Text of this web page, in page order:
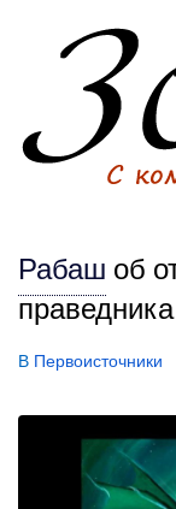
Рабаш об
В Первоисточники